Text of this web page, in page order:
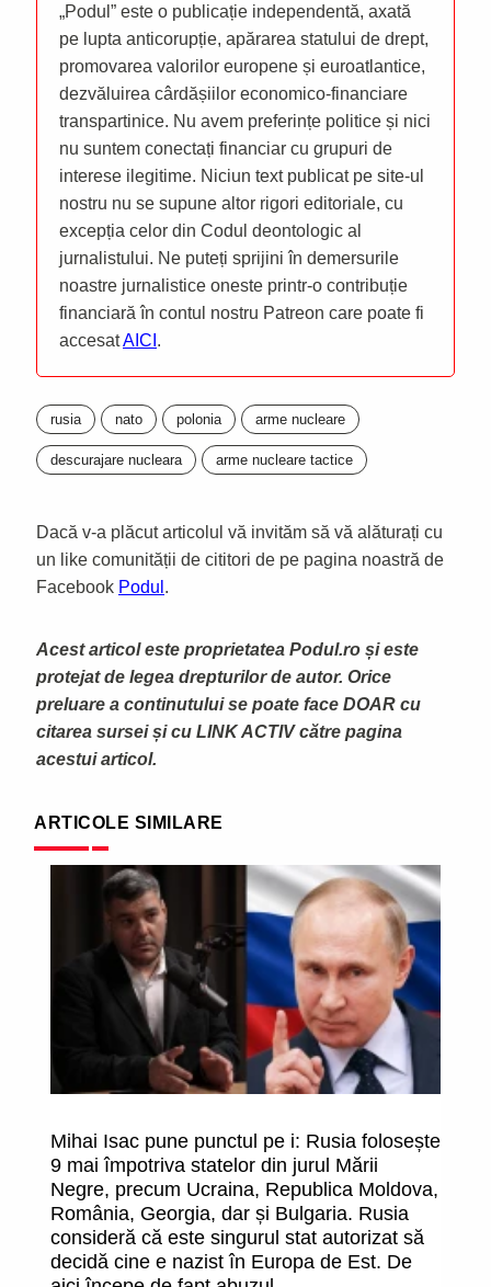
„Podul” este o publicație independentă, axată
pe lupta anticorupție, apărarea statului de drept,
promovarea valorilor europene și euroatlantice,
dezvăluirea cârdășiilor economico-financiare
transpartinice. Nu avem preferințe politice și nici
nu suntem conectați financiar cu grupuri de
interese ilegitime. Niciun text publicat pe site-ul
nostru nu se supune altor rigori editoriale, cu
excepția celor din Codul deontologic al
jurnalistului. Ne puteți sprijini în demersurile
noastre jurnalistice oneste printr-o contribuție
financiară în contul nostru Patreon care poate fi
accesatAICI .
rusia nato polonia arme nucleare
descurajare nucleara arme nucleare tactice
Dacă v-a plăcut articolul vă invităm să vă alăturați cu
un like comunității de cititori de pe pagina noastră de
Facebook Podul .
Acest articol este proprietatea Podul.ro și este
protejat de legea drepturilor de autor. Orice
preluare a continutului se poate face DOAR cu
citarea sursei și cu LINK ACTIV către pagina
acestui articol.
ARTICOLE SIMILARE
Mihai Isac pune punctul pe i: Rusia folosește
9 mai împotriva statelor din jurul Mării
Negre, precum Ucraina, Republica Moldova,
România, Georgia, dar și Bulgaria. Rusia
consideră că este singurul stat autorizat să
decidă cine e nazist în Europa de Est. De